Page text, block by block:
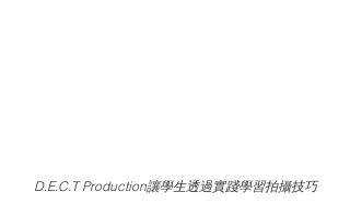
D.E.C.T Production讓學生透過實踐學習拍攝技巧